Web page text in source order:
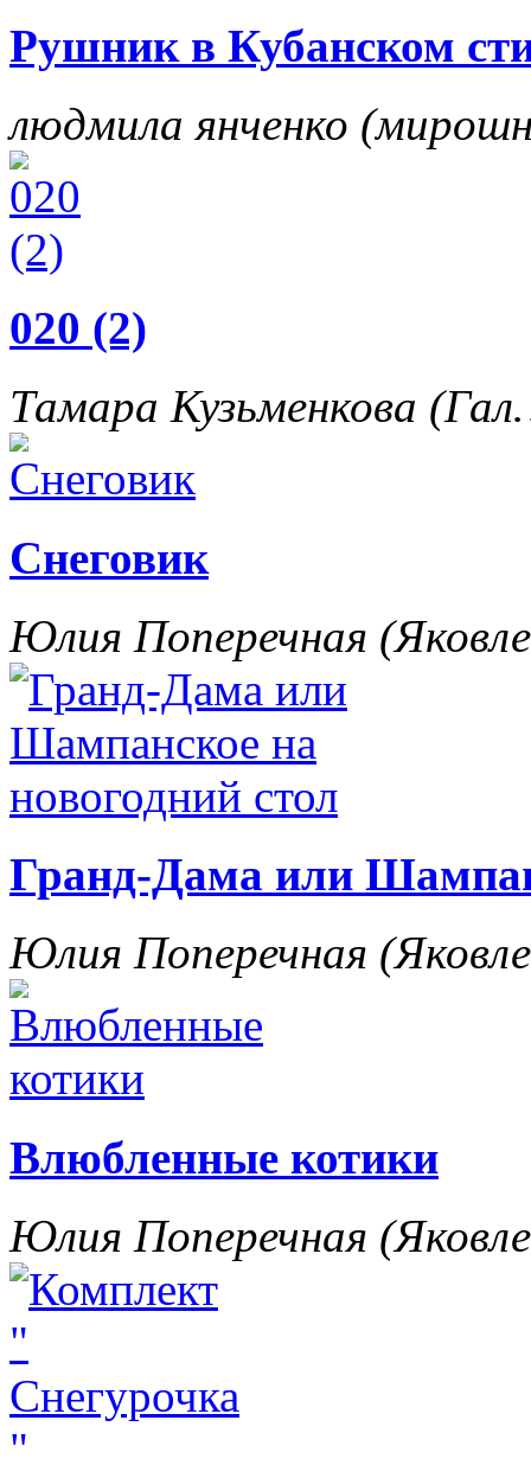
Рушник в Кубанском
людмила янченко
020 (2)
Тамара Кузьменкова
Снеговик
Юлия Поперечная
Гранд-Дама или
Юлия Поперечная
Влюбленные котики
Юлия Поперечная